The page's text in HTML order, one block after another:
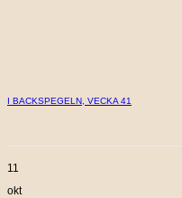
I BACKSPEGELN, VECKA 41
11
okt